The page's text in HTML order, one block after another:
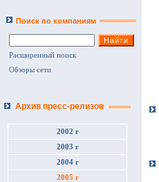
Поиск по компаниям
Расширенный поиск
Обзоры сети
Архив пресс-релизов
2002 г
2003 г
2004 г
2005 г